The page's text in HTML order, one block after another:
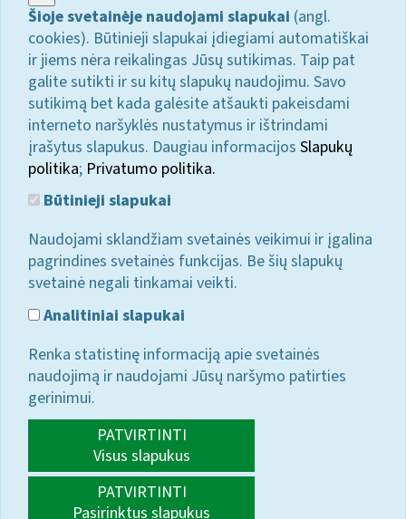
Šioje svetainėje naudojami slapukai (angl.
cookies). Būtinieji slapukai įdiegiami automatiškai
ir jiems nėra reikalingas Jūsų sutikimas. Taip pat
galite sutikti ir su kitų slapukų naudojimu. Savo
sutikimą bet kada galėsite atšaukti pakeisdami
interneto naršyklės nustatymus ir ištrindami
įrašytus slapukus. Daugiau informacijos Slapukų
politika; Privatumo politika.
Būtinieji slapukai
Naudojami sklandžiam svetainės veikimui ir įgalina
pagrindines svetainės funkcijas. Be šių slapukų
svetainė negali tinkamai veikti.
Analitiniai slapukai
Renka statistinę informaciją apie svetainės
naudojimą ir naudojami Jūsų naršymo patirties
gerinimui.
PATVIRTINTI
Visus slapukus
PATVIRTINTI
Pasirinktus slapukus